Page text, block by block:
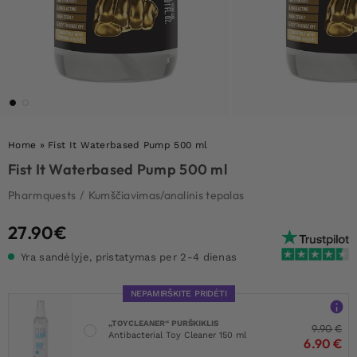
Home » Fist It Waterbased Pump 500 ml
Fist It Waterbased Pump 500 ml
Pharmquests / Kumščiavimas/analinis tepalas
27.90€
Yra sandėlyje, pristatymas per 2-4 dienas
NEPAMIRŠKITE PRIDĖTI
„TOYCLEANER“ PURŠKIKLIS
Antibacterial Toy Cleaner 150 ml
9.90€
6.90 €